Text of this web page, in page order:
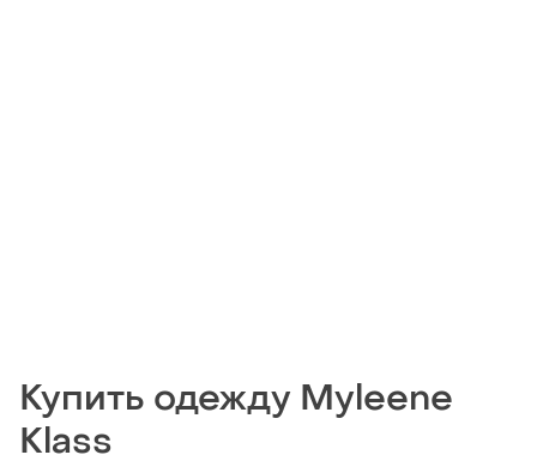
Купить одежду Myleene
Klass